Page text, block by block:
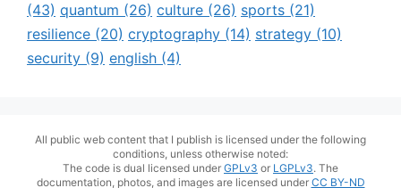
(43) quantum (26) culture (26) sports (21)
resilience (20) cryptography (14) strategy (10)
security (9) english (4)
All public web content that I publish is licensed under the following
conditions, unless otherwise noted:
The code is dual licensed under GPLv3 or LGPLv3. The
documentation, photos, and images are licensed under CC BY-ND